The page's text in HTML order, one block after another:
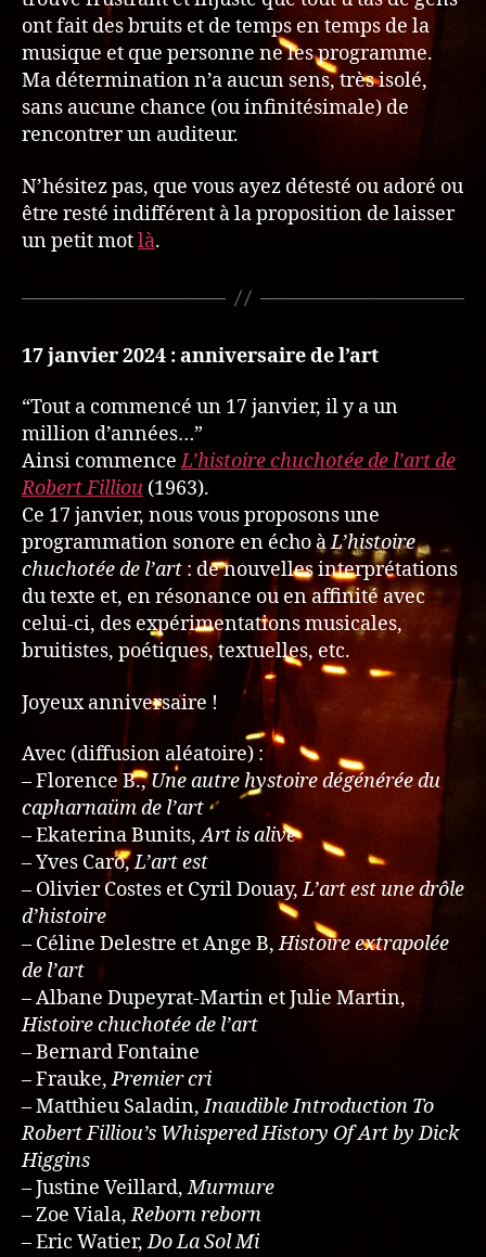
ont fait des bruits et de temps en temps de la
musique et que personne ne les programme.
Ma détermination n’a aucun sens, très isolé,
sans aucune chance (ou infinitésimale) de
rencontrer un auditeur.
N’hésitez pas, que vous ayez détesté ou adoré ou
être resté indifférent à la proposition de laisser
un petit motlà.
17 janvier 2024 : anniversaire de l’art
“Tout a commencé un 17 janvier, il y a un
million d’années…”
Ainsi commenceL’histoire chuchotée de l’art de
Robert Filliou (1963).
Ce 17 janvier, nous vous proposons une
programmation sonore en écho àL’histoire
chuchotée de l’art: de nouvelles interprétations
du texte et, en résonance ou en affinité avec
celui-ci, des expérimentations musicales,
bruitistes, poétiques, textuelles, etc.
Joyeux anniversaire !
Avec (diffusion aléatoire) :
– Florence B.,Une autre hystoire dégénérée du
capharnaüm de l’art
– Ekaterina Bunits,Art is alive
– Yves Caro,L’art est
– Olivier Costes et Cyril Douay,L’art est une drôle
d’histoire
– Céline Delestre et Ange B,Histoire extrapolée
de l’art
– Albane Dupeyrat-Martin et Julie Martin,
Histoire chuchotée de l’art
– Bernard Fontaine
– Frauke,Premier cri
– Matthieu Saladin,Inaudible Introduction To
Robert Filliou’s Whispered History Of Art by Dick
Higgins
– Justine Veillard,Murmure
– Zoe Viala,Reborn reborn
– Eric Watier,Do La Sol Mi